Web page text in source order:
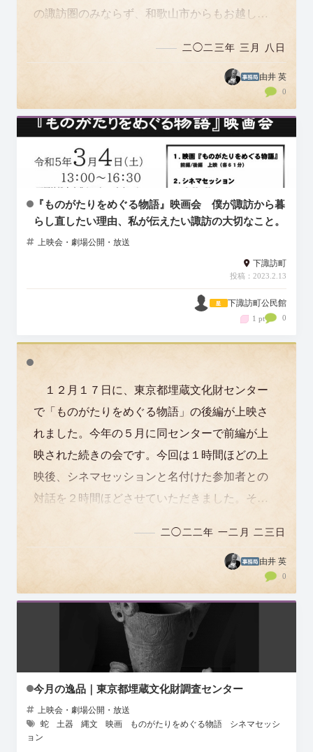
の諏訪圏のみならず、和歌山市からもお越しく
二◯二三年 三月 八日
由井 英
0
『ものがたりをめぐる物語』映画会 僕が諏訪から暮
らし直したい理由、私が伝えたい諏訪の大切なこと。
上映会・劇場公開・放送
下諏訪町
投稿：2023.2.13
下諏訪町公民館
1 pt 0
１２月１７日に、東京都埋蔵文化財センター
で「ものがたりをめぐる物語」の後編が上映さ
れました。今年の５月に同センターで前編が上
映された続きの会です。今回は１時間ほどの上
映後、シネマセッションと名付けた参加者との
対話を２時間ほどさせていただきました。そこ
二◯二二年 一二月 二三日
由井 英
0
今月の逸品｜東京都埋蔵文化財調査センター
上映会・劇場公開・放送
蛇
土器 縄文 映画 ものがたりをめぐる物語
シネマセッシ
ョン